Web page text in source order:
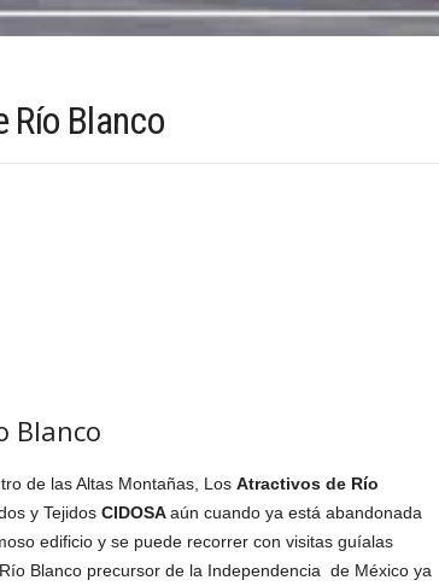
Blanco
Blanco
de las Altas Montañas, Los Atractivos de Río
y Tejidos CIDOSAaún cuando ya está abandonada
edificio y se puede recorrer con visitas guíalas
Blanco precursor de la Independencia de México ya